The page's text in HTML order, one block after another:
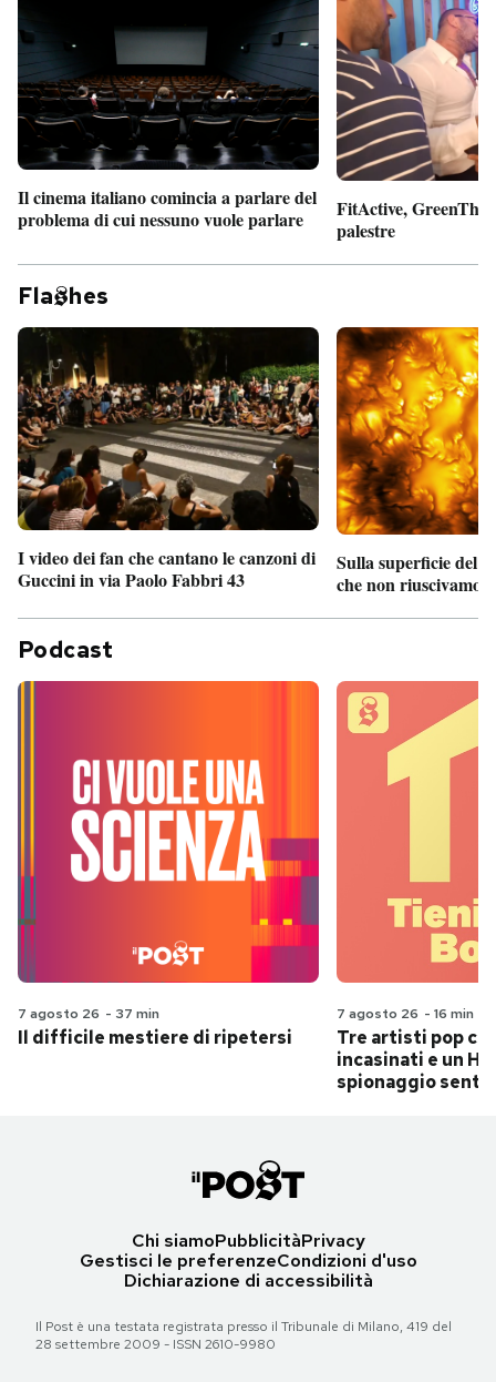
Il cinema italiano comincia a parlare del
problema di cui nessuno vuole parlare
FitActive,
palestre
Fla hes
I video dei fan che cantano le canzoni di
Guccini in via Paolo Fabbri 43
Sulla superficie del
che non riuscivamo
Podcast
7 agosto 26 - 37 min
Il difficile mestiere di ripetersi
7 agosto 26 - 16 min
Tre artisti pop
incasinati e un
spionaggio
Chi siamoPubblicitàPrivacy
Gestisci le preferenzeCondizioni d'uso
Dichiarazione di accessibilità
Il Post è una testata registrata presso il Tribunale di Milano, 419 del
28 settembre 2009 - ISSN 2610-9980